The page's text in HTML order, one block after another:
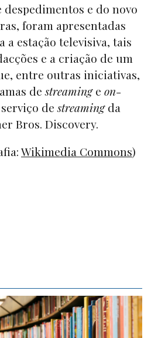
e do novo
foram apresentadas
a estação televisiva, tais
e a criação de um
entre outras iniciativas,
destreaminge on-
destreamingda
Bros. Discovery.
Wikimedia Commons)